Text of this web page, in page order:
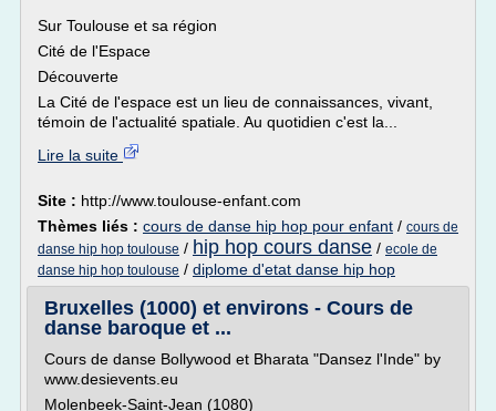
Sur Toulouse et sa région
Cité de l'Espace
Découverte
La Cité de l'espace est un lieu de connaissances, vivant,
témoin de l'actualité spatiale. Au quotidien c'est la...
Lire la suite
Site : http://www.toulouse-enfant.com
Thèmes liés : cours de danse hip hop pour enfant / cours de
danse hip hop toulouse / hip hop cours danse / ecole de
danse hip hop toulouse / diplome d'etat danse hip hop
Bruxelles (1000) et environs - Cours de
danse baroque et ...
Cours de danse Bollywood et Bharata "Dansez l'Inde" by
www.desievents.eu
Molenbeek-Saint-Jean (1080)